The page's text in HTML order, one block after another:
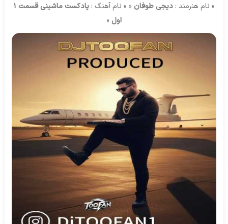
» نام هنرمند :دیجی طوفان « » نام آهنگ :
پادکست ماشینی قسمت 1
اول «